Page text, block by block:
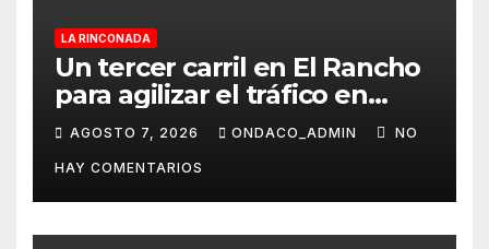
LA RINCONADA
Un tercer carril en El Rancho
para agilizar el tráfico en
dirección a Alcalá del Río
desde La Rinconada
AGOSTO 7, 2026 ONDACO_ADMIN NO
HAY COMENTARIOS